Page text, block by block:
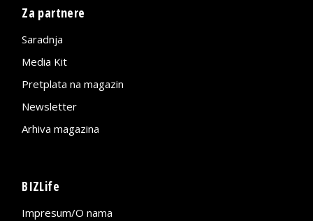
Za partnere
Saradnja
Media Kit
Pretplata na magazin
Newsletter
Arhiva magazina
BIZLife
Impresum/O nama